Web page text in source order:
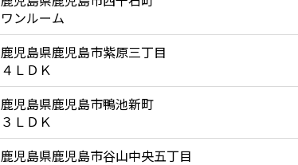
ワンルーム
鹿児島県鹿児島市紫原三丁目
４ＬＤＫ
鹿児島県鹿児島市鴨池新町
３ＬＤＫ
鹿児島県鹿児島市谷山中央五丁目